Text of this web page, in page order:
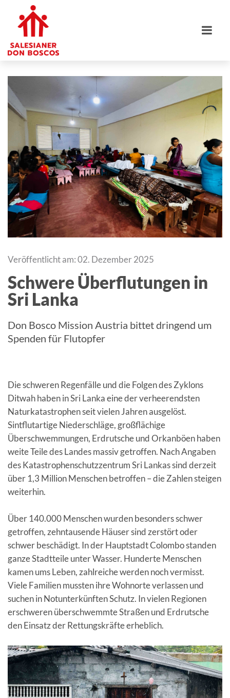
Veröffentlicht am: 02. Dezember 2025
Schwere Überflutungen in
Sri Lanka
Don Bosco Mission Austria bittet dringend um
Spenden für Flutopfer
Die schweren Regenfälle und die Folgen des Zyklons
Ditwah haben in Sri Lanka eine der verheerendsten
Naturkatastrophen seit vielen Jahren ausgelöst.
Sintflutartige Niederschläge, großflächige
Überschwemmungen, Erdrutsche und Orkanböen haben
weite Teile des Landes massiv getroffen. Nach Angaben
des Katastrophenschutzzentrum Sri Lankas sind derzeit
über 1,3 Million Menschen betroffen – die Zahlen steigen
weiterhin.
Über 140.000 Menschen wurden besonders schwer
getroffen, zehntausende Häuser sind zerstört oder
schwer beschädigt. In der Hauptstadt Colombo standen
ganze Stadtteile unter Wasser. Hunderte Menschen
kamen ums Leben, zahlreiche werden noch vermisst.
Viele Familien mussten ihre Wohnorte verlassen und
suchen in Notunterkünften Schutz. In vielen Regionen
erschweren überschwemmte Straßen und Erdrutsche
den Einsatz der Rettungskräfte erheblich.